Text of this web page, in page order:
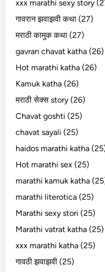
xxx marathi sexy story
गावरान झवाझवी कथा (27)
मराठी कामुक कथा (27)
gavran chavat katha (26)
Hot marathi katha (26)
Kamuk katha (26)
मराठी सेक्स story (26)
Chavat goshti (25)
chavat sayali (25)
haidos marathi katha
Hot marathi sex (25)
marathi kamuk katha
marathi literotica (25)
Marathi sexy stori (25)
Marathi vatrat katha (25)
xxx marathi katha (25)
गावठी झवाझवी (25)